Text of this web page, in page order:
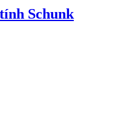
Schunk